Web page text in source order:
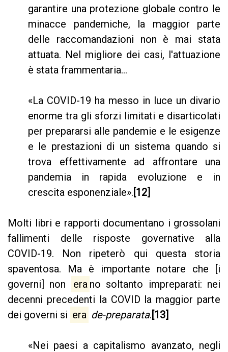
garantire una protezione globale contro le
minacce pandemiche, la maggior parte
delle raccomandazioni non è mai stata
attuata. Nel migliore dei casi, l'attuazione
è stata frammentaria...
«La COVID-19 ha messo in luce un divario
enorme tra gli sforzi limitati e disarticolati
per prepararsi alle pandemie e le esigenze
e le prestazioni di un sistema quando si
trova effettivamente ad affrontare una
pandemia in rapida evoluzione e in
crescita esponenziale».[12]
Molti libri e rapporti documentano i grossolani
fallimenti delle risposte governative alla
COVID-19. Non ripeterò qui questa storia
spaventosa. Ma è importante notare che [i
governi] non
era no soltanto impreparati: nei
decenni precedenti la COVID la maggior parte
dei governi si era de-preparata.[13]
«Nei paesi a capitalismo avanzato, negli